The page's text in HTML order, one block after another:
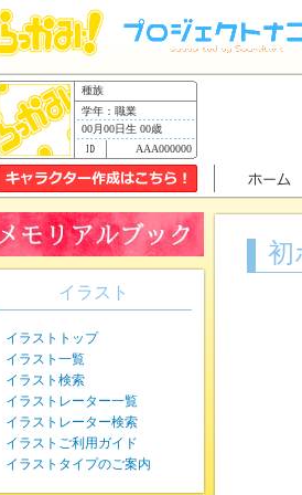
種族
学年：職業
00月00日生 00歳
AAA000000
初
イラスト
イラストトップ
イラスト一覧
イラスト検索
イラストレーター一覧
イラストレーター検索
イラストご利用ガイド
イラストタイプのご案内